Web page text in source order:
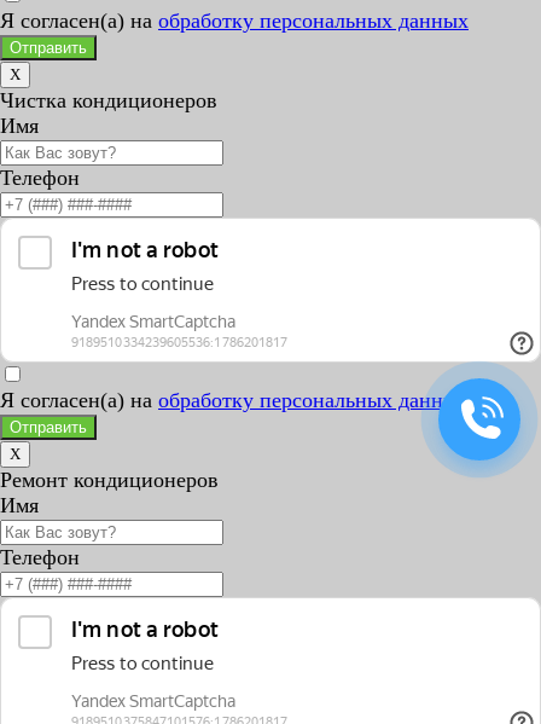
Я согласен(а) на обработку персональных данных
Отправить
X
Чистка кондиционеров
Имя
Телефон
Я согласен(а) на обработку персональных данных
Отправить
X
Ремонт кондиционеров
Имя
Телефон